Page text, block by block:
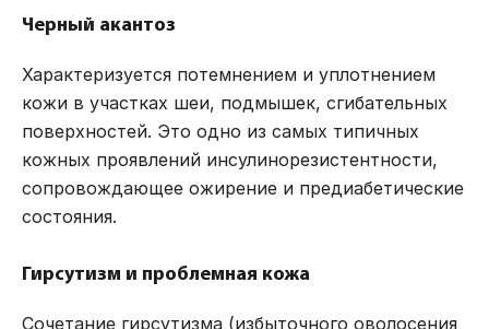
Черный акантоз
Характеризуется потемнением и уплотнением
кожи в участках шеи, подмышек, сгибательных
поверхностей. Это одно из самых типичных
кожных проявлений инсулинорезистентности,
сопровождающее ожирение и предиабетические
состояния.
Гирсутизм и проблемная кожа
Сочетание гирсутизма (избыточного оволосения